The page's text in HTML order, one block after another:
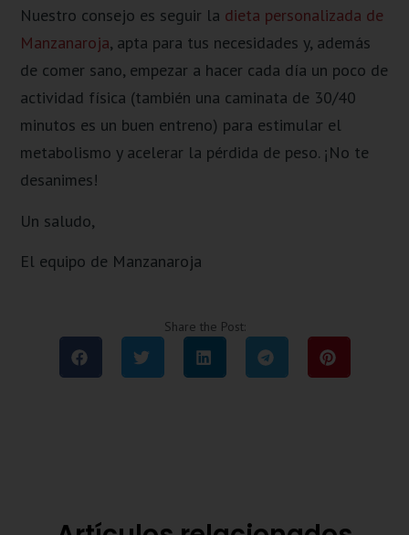
Nuestro consejo es seguir la dieta personalizada de
Manzanaroja, apta para tus necesidades y, además
de comer sano, empezar a hacer cada día un poco de
actividad física (también una caminata de 30/40
minutos es un buen entreno) para estimular el
metabolismo y acelerar la pérdida de peso. ¡No te
desanimes!
Un saludo,
El equipo de Manzanaroja
Share the Post: